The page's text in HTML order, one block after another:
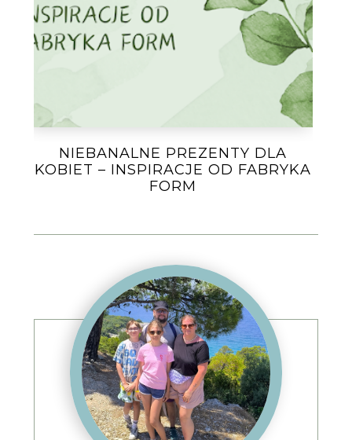
NIEBANALNE PREZENTY DLA
KOBIET – INSPIRACJE OD FABRYKA
FORM